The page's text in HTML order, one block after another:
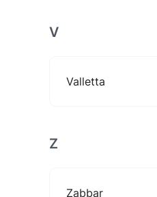
V
Valletta
Z
Zabbar